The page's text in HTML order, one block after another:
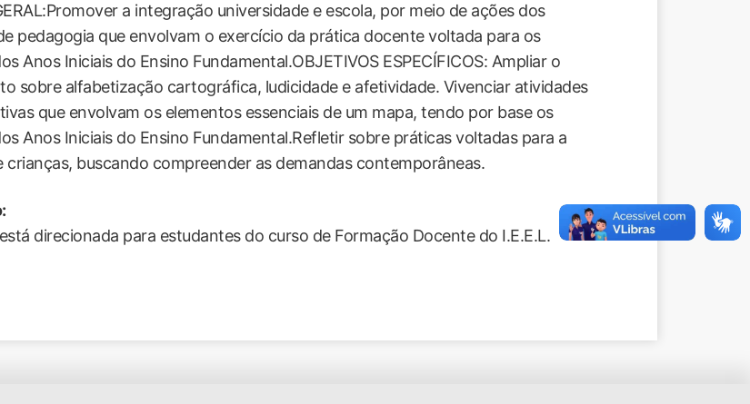
a integração universidade e escola, por meio de ações dos
pedagogia que envolvam o exercício da prática docente voltada para os
Anos Iniciais do Ensino Fundamental.OBJETIVOS ESPECÍFICOS: Ampliar o
sobre alfabetização cartográfica, ludicidade e afetividade. Vivenciar atividades
que envolvam os elementos essenciais de um mapa, tendo por base os
Anos Iniciais do Ensino Fundamental.Refletir sobre práticas voltadas para a
crianças, buscando compreender as demandas contemporâneas.
direcionada para estudantes do curso de Formação Docente do I.E.E.L.